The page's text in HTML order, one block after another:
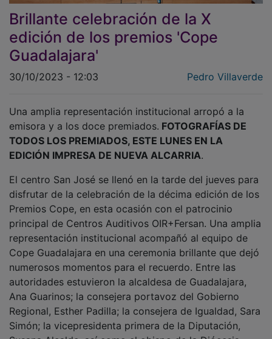
Brillante celebración de la X
edición de los premios 'Cope
Guadalajara'
30/10/2023 - 12:03
emisora y a los doce premiados.FOTOGRAFÍAS DE
TODOS LOS PREMIADOS, ESTE LUNES EN LA
EDICIÓN IMPRESA DE NUEVA ALCARRIA.
disfrutar de la celebración de la décima edición de los
Premios Cope, en esta ocasión con el patrocinio
principal de Centros Auditivos OIR+Fersan. Una amplia
representación institucional acompañó al equipo de
Cope Guadalajara en una ceremonia brillante que dejó
numerosos momentos para el recuerdo. Entre las
autoridades estuvieron la alcaldesa de Guadalajara,
Ana Guarinos; la consejera portavoz del Gobierno
Regional, Esther Padilla; la consejera de Igualdad, Sara
Simón; la vicepresidenta primera de la Diputación,
Susana Alcalde, así como el obispo de la Diócesis,